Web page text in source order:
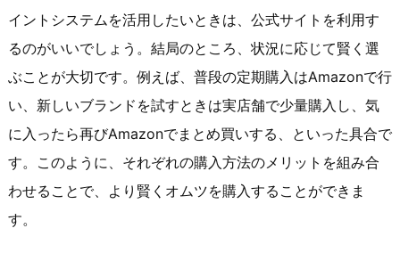
イントシステムを活用したいときは、公式サイトを利用す
るのがいいでしょう。結局のところ、状況に応じて賢く選
ぶことが大切です。例えば、普段の定期購入はAmazonで行
い、新しいブランドを試すときは実店舗で少量購入し、気
に入ったら再びAmazonでまとめ買いする、といった具合で
す。このように、それぞれの購入方法のメリットを組み合
わせることで、より賢くオムツを購入することができま
す。